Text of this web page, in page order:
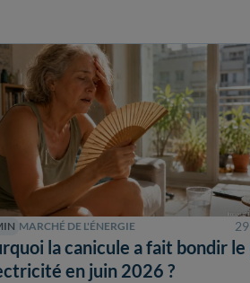
MARCHÉ DE L'ÉNERGIE
la canicule a fait bondir
en juin 2026 ?